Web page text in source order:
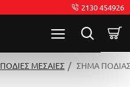
2130 454926
ΠΟΔΙΕΣ ΜΕΣΑΙΕΣ ΣΗΜΑ